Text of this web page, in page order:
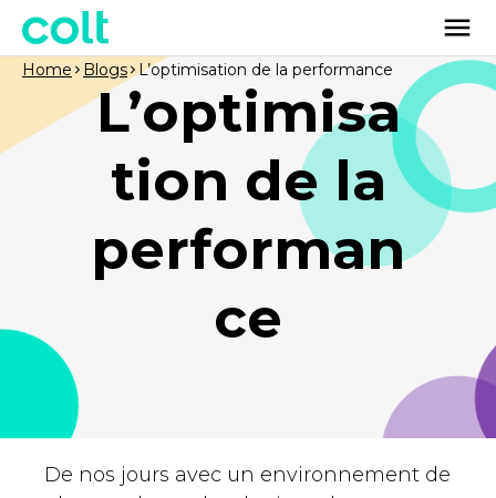
L’optimisa
tion de la
performan
ce
Home Blogs L’optimisation de la performance
De nos jours avec un environnement de